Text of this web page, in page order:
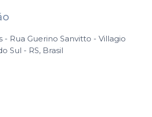
- Rua Guerino Sanvitto - Villagio
Sul - RS, Brasil